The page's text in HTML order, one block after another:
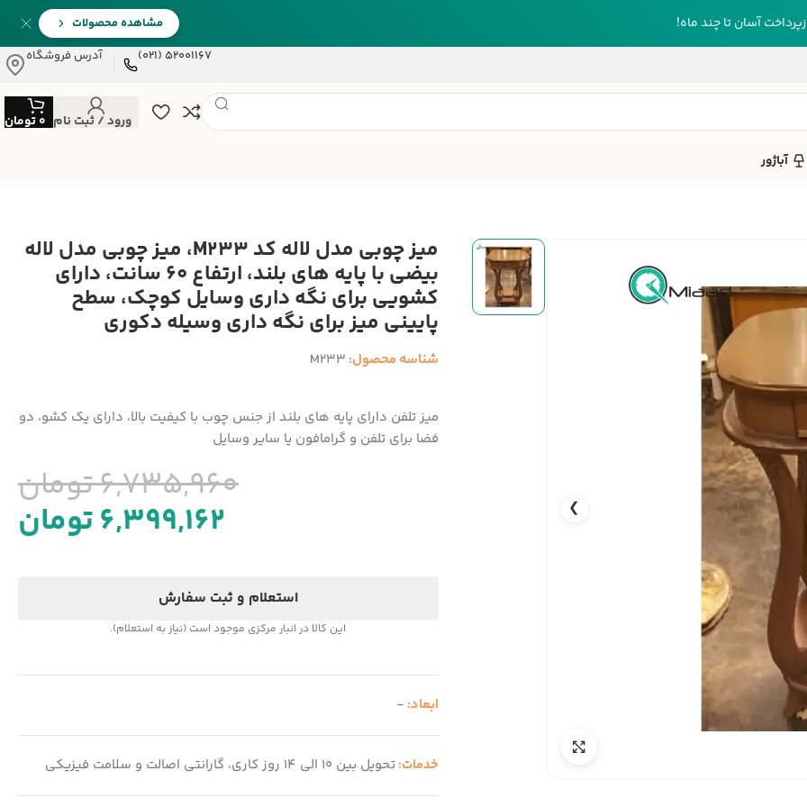
آسان تا چند ماه!
مشاهده محصولات
52001167 (021)
آدرس فروشگاه
ورود / ثبت نام 0تومان
آباژور
❯
میز چوبی مدل لاله کد M233، میز چوبی مدل لاله
بیضی با پایه های بلند، ارتفاع 60 سانت، دارای
کشویی برای نگه داری وسایل کوچک، سطح
پایینی میز برای نگه داری وسیله دکوری
شناسه محصول: M233
میز تلفن دارای پایه های بلند از جنس چوب با کیفیت بالا، دارای یک کشو، دو
فضا برای تلفن و گرامافون یا سایر وسایل
6,735,960تومان
6,399,162تومان
استعلام و ثبت سفارش
این کالا در انبار مرکزی موجود است (نیاز به استعلام).
ابعاد: -
خدمات:تحویل بین 10 الی 14 روز کاری، گارانتی اصالت و سلامت فیزیکی